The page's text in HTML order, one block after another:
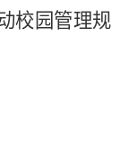
校园管理规